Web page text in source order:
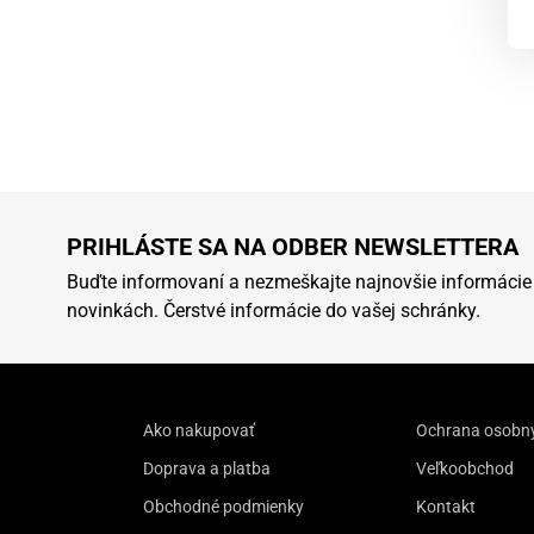
PRIHLÁSTE SA NA ODBER NEWSLETTERA
Buďte informovaní a nezmeškajte najnovšie
novinkách. Čerstvé informácie do vašej schránky.
Ako nakupovať
Doprava a platba
Obchodné podmienky
Ochrana
Veľkoobchod
Kontakt